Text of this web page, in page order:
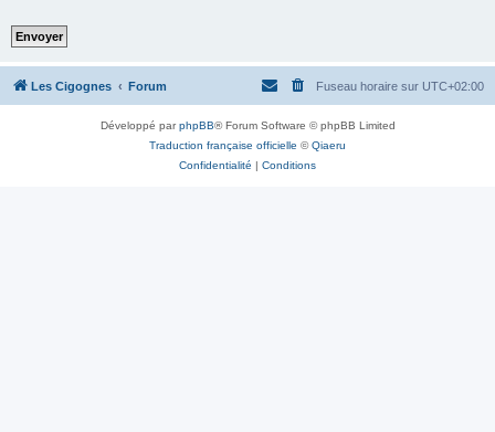
Les Cigognes Forum Fuseau horaire sur UTC+02:00
Développé parphpBB® Forum Software © phpBB Limited
Traduction française officielle ©Qiaeru
Confidentialité | Conditions